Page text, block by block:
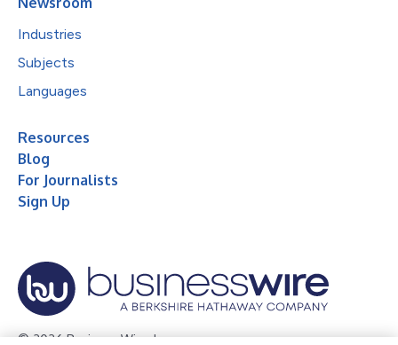
Industries
Subjects
Languages
Resources
Blog
For Journalists
Sign Up
© 2026 Business Wire, Inc.